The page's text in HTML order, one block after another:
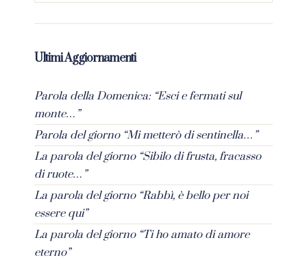
Ultimi Aggiornamenti
Parola della Domenica: “Esci e fermati sul
monte…”
Parola del giorno “Mi metterò di sentinella…”
La parola del giorno “Sibilo di frusta, fracasso
di ruote…”
La parola del giorno “Rabbì, è bello per noi
essere qui”
La parola del giorno “Ti ho amato di amore
eterno”